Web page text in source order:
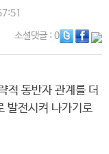
소셜댓글: 0
적 동반자 관계를 더
발전시켜 나가기로